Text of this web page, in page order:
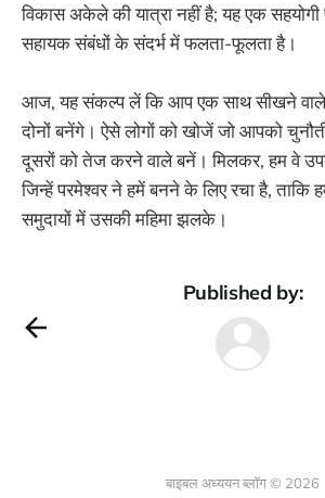
विकास अकेले की यात्रा नहीं है; यह एक
सहायक संबंधों के संदर्भ में फलता-फूलता है।
आज, यह संकल्प लें कि आप एक साथ सीखने
दोनों बनेंगे। ऐसे लोगों को खोजें जो आपको
दूसरों को तेज करने वाले बनें। मिलकर, हम वे
जिन्हें परमेश्वर ने हमें बनने के लिए रचा है, ताकि
समुदायों में उसकी महिमा झलके।
Published by:
बाइबल अध्ययन ब्लॉग © 2026